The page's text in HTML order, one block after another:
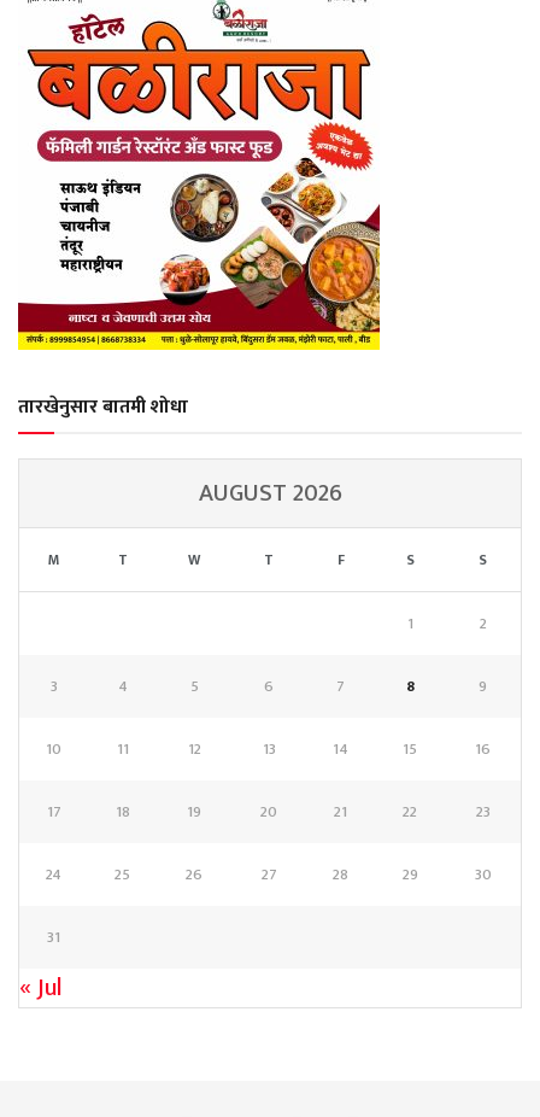
तारखेनुसार बातमी शोधा
AUGUST 2026
M T W T F S S
1 2
3 4 5 6 7 8 9
10 11 12 13 14 15 16
17 18 19 20 21 22 23
24 25 26 27 28 29 30
31
« Jul